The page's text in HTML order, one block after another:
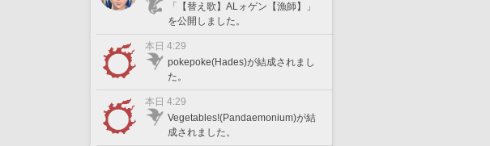
「【替え歌】ALォゲン【漁師】」
を公開しました。
本日 4:29
pokepoke(Hades)が結成されまし
た。
本日 4:29
Vegetables!(Pandaemonium)が結
成されました。